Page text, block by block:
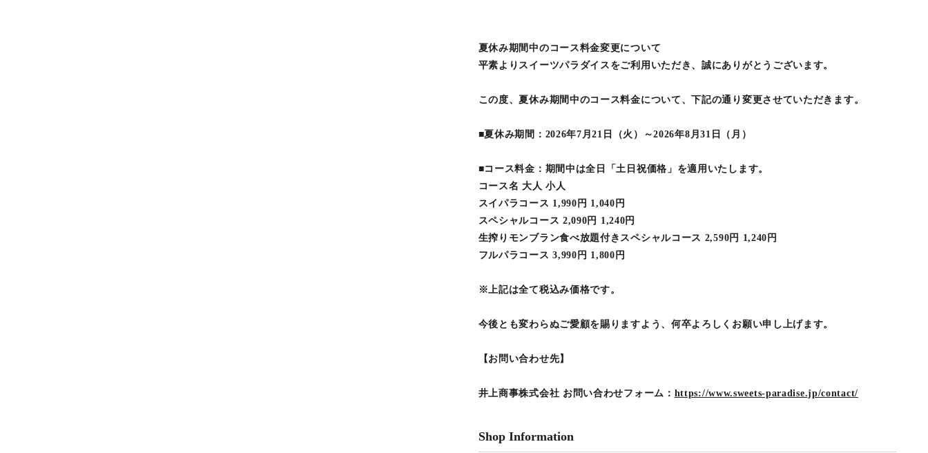
夏休み期間中のコース料金変更について
平素よりスイーツパラダイスをご利用いただき、誠にありがとうございます。
この度、夏休み期間中のコース料金について、下記の通り変更させていただきます。
■夏休み期間：2026年7月21日（火）～2026年8月31日（月）
■コース料金：期間中は全日「土日祝価格」を適用いたします。
コース名 大人 小人
スイパラコース 1,990円 1,040円
スペシャルコース 2,090円 1,240円
生搾りモンブラン食べ放題付きスペシャルコース 2,590円 1,240円
フルパラコース 3,990円 1,800円
※上記は全て税込み価格です。
今後とも変わらぬご愛顧を賜りますよう、何卒よろしくお願い申し上げます。
【お問い合わせ先】
井上商事株式会社 お問い合わせフォーム： https://www.sweets-paradise.jp/contact/
Shop Information